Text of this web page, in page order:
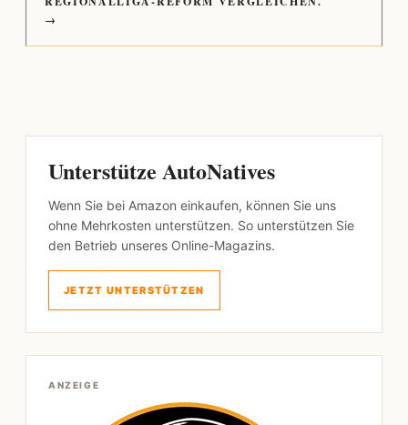
→
Unterstütze AutoNatives
Wenn Sie bei Amazon einkaufen, können Sie uns
ohne Mehrkosten unterstützen. So unterstützen Sie
den Betrieb unseres Online-Magazins.
JETZT UNTERSTÜTZEN
ANZEIGE